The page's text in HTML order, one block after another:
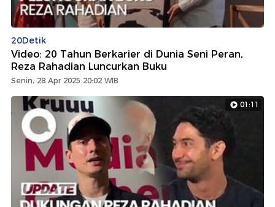
20Detik
Video: 20 Tahun Berkarier di Dunia Seni Peran,
Reza Rahadian Luncurkan Buku
Senin, 28 Apr 2025 20:02 WIB
01:11